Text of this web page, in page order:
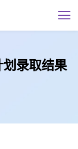
录取结果